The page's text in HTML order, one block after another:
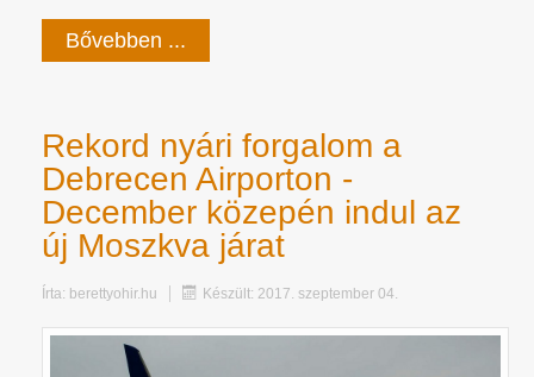
Bővebben ...
Rekord nyári forgalom a
Debrecen Airporton -
December közepén indul az
új Moszkva járat
Írta: berettyohir.hu Készült: 2017. szeptember 04.